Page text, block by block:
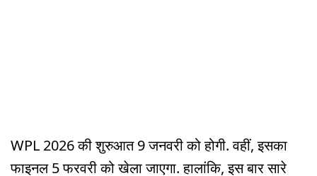
WPL 2026 की शुरुआत 9 जनवरी को होगी. वहीं, इसका
फाइनल 5 फरवरी को खेला जाएगा. हालांकि, इस बार सारे